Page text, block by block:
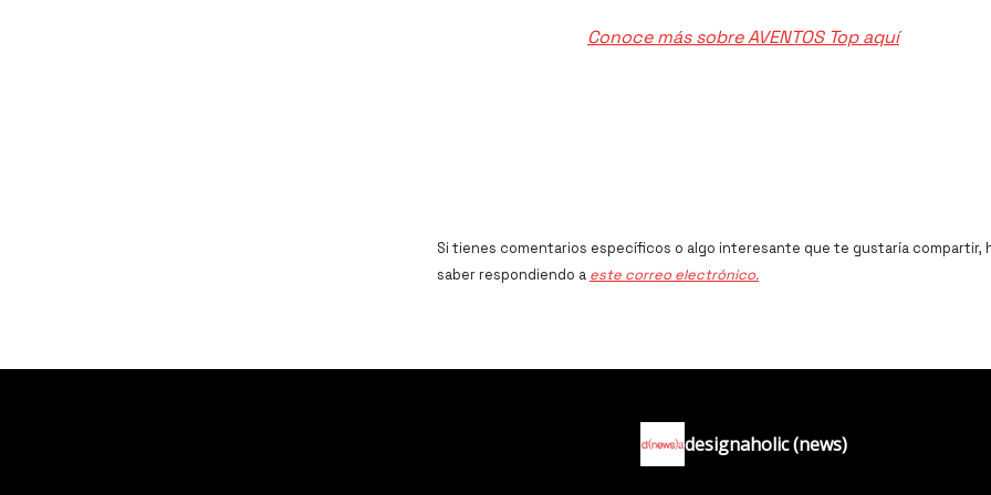
Conoce más sobre AVENTOS Top aquí
Si tienes comentarios específicos o algo interesante que te gustaría compartir,
saber respondiendo a este correo electrónico.
designaholic (news)